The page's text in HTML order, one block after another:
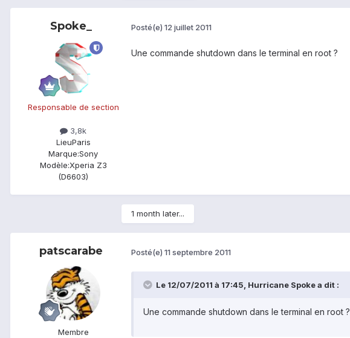
Spoke_
Responsable de section
3,8k
LieuParis
Marque:Sony
Modèle:Xperia Z3
(D6603)
Posté(e) 12 juillet 2011
Une commande shutdown dans le terminal en root ?
1 month later...
patscarabe
Membre
Posté(e) 11 septembre 2011
Le 12/07/2011 à 17:45, Hurricane Spoke a dit :
Une commande shutdown dans le terminal en root ?